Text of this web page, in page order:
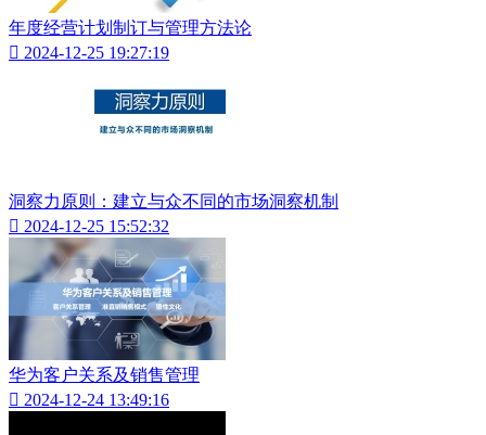
年度经营计划制订与管理方法论
 2024-12-25 19:27:19
洞察力原则：建立与众不同的市场洞察机制
 2024-12-25 15:52:32
华为客户关系及销售管理
 2024-12-24 13:49:16